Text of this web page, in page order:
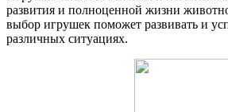
развития и полноценной жизни
выбор игрушек поможет развивать и
различных ситуациях.